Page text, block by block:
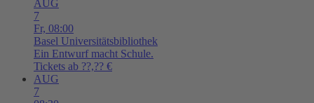
AUG
7
Fr, 08:00
Basel Universitätsbibliothek
Ein Entwurf macht Schule.
Tickets ab ??,?? €
AUG
7